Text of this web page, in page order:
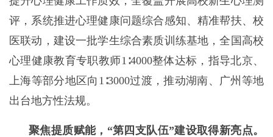
评，系统推进心理健康问题综合感知、精准帮扶、校
医联动，建设一批学生综合素质训练基地，全国高校
心理健康教育专职教师1∶4000整体达标，指导北京、
上海等部分地区向1∶3000过渡，推动湖南、广州等地
出台地方性法规。
聚焦提质赋能，“第四支队伍”建设取得新亮点。